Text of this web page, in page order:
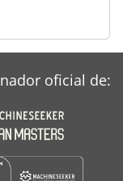
oficial de: